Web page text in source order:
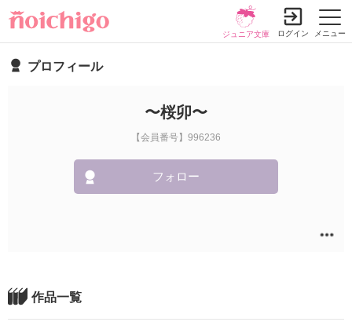
メニュー
ジュニア文庫 ログイン
プロフィール
〜桜卯〜
【会員番号】996236
フォロー
作品一覧